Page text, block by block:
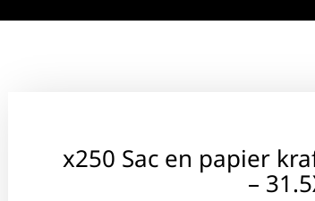
x250 Sac en papier
–